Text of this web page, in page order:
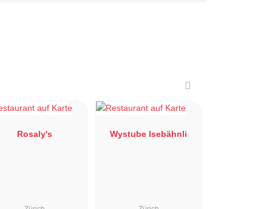
Rosaly's Wystube Isebähnli